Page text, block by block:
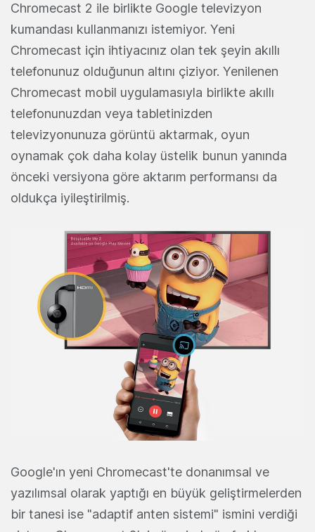
Chromecast 2 ile birlikte Google televizyon
kumandası kullanmanızı istemiyor. Yeni
Chromecast için ihtiyacınız olan tek şeyin akıllı
telefonunuz olduğunun altını çiziyor. Yenilenen
Chromecast mobil uygulamasıyla birlikte akıllı
telefonunuzdan veya tabletinizden
televizyonunuza görüntü aktarmak, oyun
oynamak çok daha kolay üstelik bunun yanında
önceki versiyona göre aktarım performansı da
oldukça iyileştirilmiş.
Google'ın yeni Chromecast'te donanımsal ve
yazılımsal olarak yaptığı en büyük geliştirmelerden
bir tanesi ise "adaptif anten sistemi" ismini verdiği